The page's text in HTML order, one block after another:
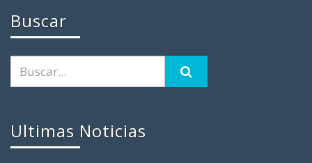
Buscar
Ultimas Noticias